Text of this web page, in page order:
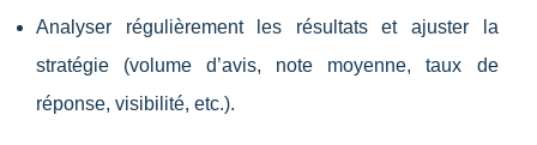
Analyser régulièrement les résultats et ajuster la
stratégie (volume d’avis, note moyenne, taux de
réponse, visibilité, etc.).